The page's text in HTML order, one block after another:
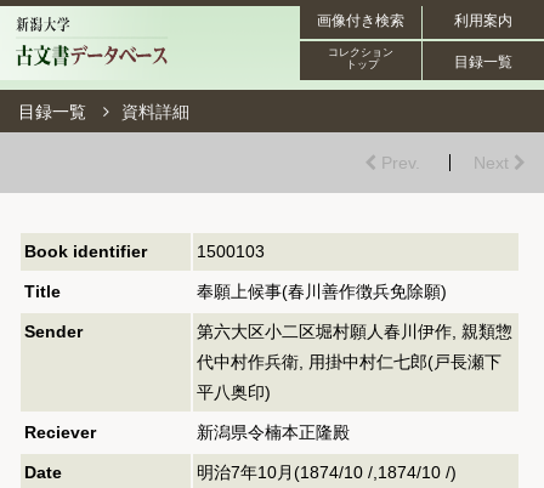
利用案内
画像付き検索
目録一覧
コレクション
トップ
目録一覧 資料詳細
Prev. Next
Book identifier 1500103
Title 奉願上候事(春川善作徴兵免除願)
Sender
第六大区小二区堀村願人春川伊作, 親類惣
代中村作兵衛, 用掛中村仁七郎(戸長瀬下
平八奥印)
Reciever 新潟県令楠本正隆殿
Date 明治7年10月(1874/10 /,1874/10 /)